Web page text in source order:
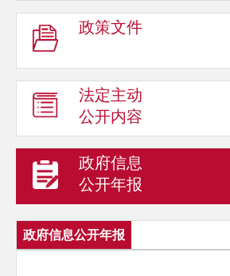
政策文件
法定主动
公开内容
政府信息
公开年报
政府信息公开年报